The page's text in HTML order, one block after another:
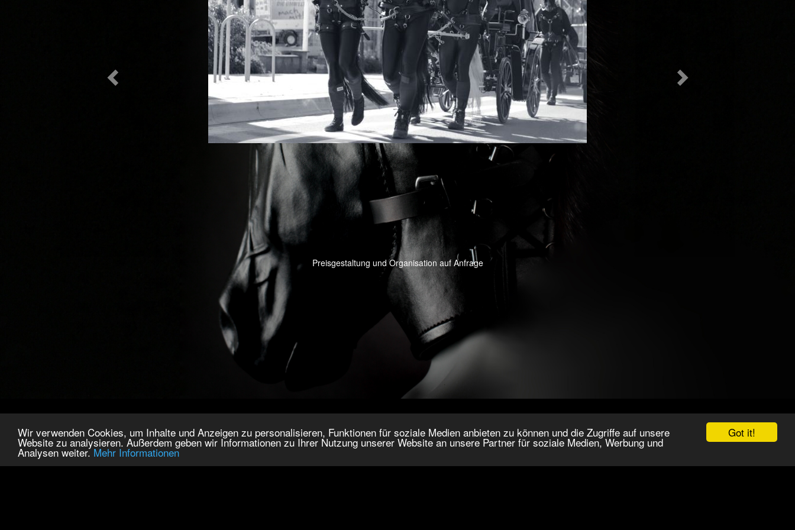
Got it!
Wir verwenden Cookies, um Inhalte und Anzeigen zu personalisieren, Funktionen für soziale Medien anbieten zu können und die Zugriffe auf unsere
Website zu analysieren. Außerdem geben wir Informationen zu Ihrer Nutzung unserer Website an unsere Partner für soziale Medien, Werbung und
Analysen weiter. Mehr Informationen
Preisgestaltung und Organisation auf Anfrage